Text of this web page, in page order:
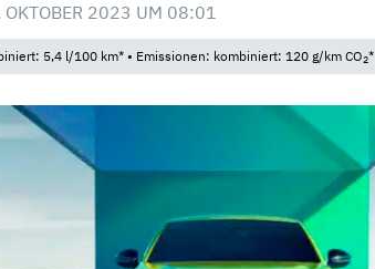
OKTOBER 2023 UM 08:01
5,4 l/100 km* • Emissionen: kombiniert: 120 g/km CO2*